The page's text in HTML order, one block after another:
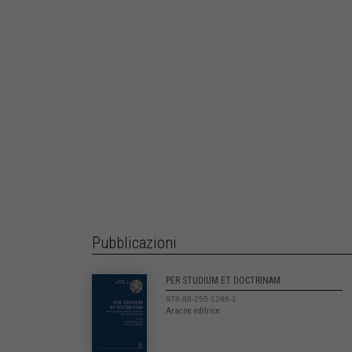
Pubblicazioni
PER STUDIUM ET DOCTRINAM
978-88-255-1286-1
Aracne editrice